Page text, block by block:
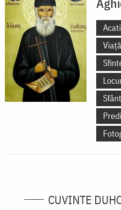
Viață
CUVINTE